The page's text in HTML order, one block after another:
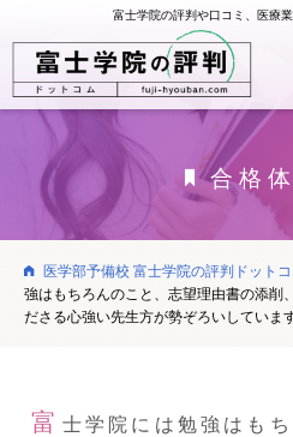
富士学院の評判や口コミ、医療
合格
医学部予備校 富士学院の評判ドット
強はもちろんのこと、志望理由書の添削
ださる心強い先生方が勢ぞろいしています
富 士学院には勉強はも